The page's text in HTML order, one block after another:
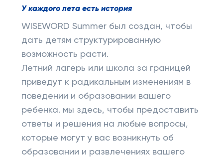
У каждого лета есть история
WISEWORD Summer был создан, чтобы
дать детям структурированную
возможность расти.
Летний лагерь или школа за границей
приведут к радикальным изменениям в
поведении и образовании вашего
ребенка. мы здесь, чтобы предоставить
ответы и решения на любые вопросы,
которые могут у вас возникнуть об
образовании и развлечениях вашего